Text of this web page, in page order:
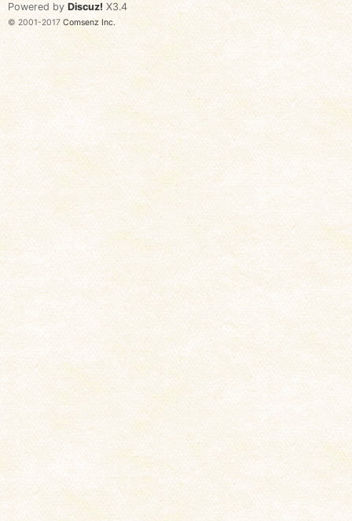
Powered by Discuz! X3.4
© 2001-2017 Comsenz Inc.